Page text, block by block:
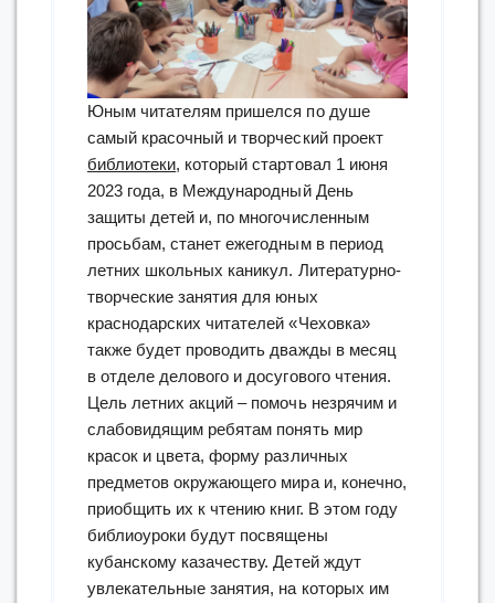
Юным читателям пришелся по душе
самый красочный и творческий проект
библиотеки, который стартовал 1 июня
2023 года, в Международный День
защиты детей и, по многочисленным
просьбам, станет ежегодным в период
летних школьных каникул. Литературно-
творческие занятия для юных
краснодарских читателей «Чеховка»
также будет проводить дважды в месяц
в отделе делового и досугового чтения.
Цель летних акций – помочь незрячим и
слабовидящим ребятам понять мир
красок и цвета, форму различных
предметов окружающего мира и, конечно,
приобщить их к чтению книг. В этом году
библиоуроки будут посвящены
кубанскому казачеству. Детей ждут
увлекательные занятия, на которых им